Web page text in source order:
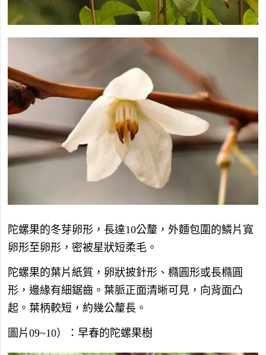
陀螺果的冬芽卵形，長達10公釐，外麵包圍的鱗片寬
卵形至卵形，密被星狀短柔毛。
陀螺果的葉片紙質，卵狀披針形、橢圓形或長橢圓
形，邊緣有細鋸齒。葉脈正面清晰可見，向背面凸
起。葉柄較短，約幾公釐長。
圖片09~10）：早春的陀螺果樹